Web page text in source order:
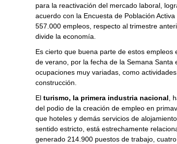
para la reactivación del mercado laboral,
acuerdo con la Encuesta de Población
557.000 empleos, respecto al trimestre
divide la economía.
Es cierto que buena parte de estos
de verano, por la fecha de la Semana
ocupaciones muy variadas, como
construcción.
El turismo, la primera industria nacional ,
del podio de la creación de empleo en
que hoteles y demás servicios de
sentido estricto, está estrechamente
generado 214.900 puestos de trabajo,